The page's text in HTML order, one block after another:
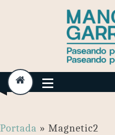
Portada » Magnetic2